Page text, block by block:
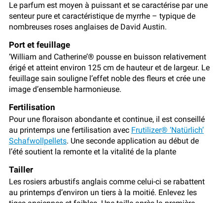
Le parfum est moyen à puissant et se caractérise par une
senteur pure et caractéristique de myrrhe – typique de
nombreuses roses anglaises de David Austin.
Port et feuillage
‘William and Catherine’® pousse en buisson relativement
érigé et atteint environ 125 cm de hauteur et de largeur. Le
feuillage sain souligne l’effet noble des fleurs et crée une
image d’ensemble harmonieuse.
Fertilisation
Pour une floraison abondante et continue, il est conseillé
au printemps une fertilisation avec Frutilizer® ‘Natürlich’
Schafwollpellets. Une seconde application au début de
l’été soutient la remonte et la vitalité de la plante
Tailler
Les rosiers arbustifs anglais comme celui-ci se rabattent
au printemps d’environ un tiers à la moitié. Enlevez les